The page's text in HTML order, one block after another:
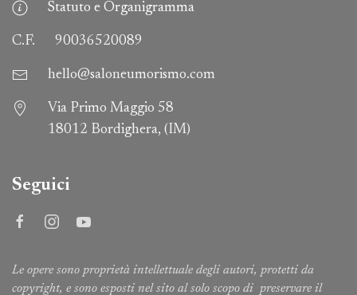
Statuto e Organigramma
C.F. 90036520089
hello@saloneumorismo.com
Via Primo Maggio 58
18012 Bordighera, (IM)
Seguici
Le opere sono proprietà intellettuale degli autori, protetti da
copyright, e sono esposti nel sito al solo scopo di preservare il